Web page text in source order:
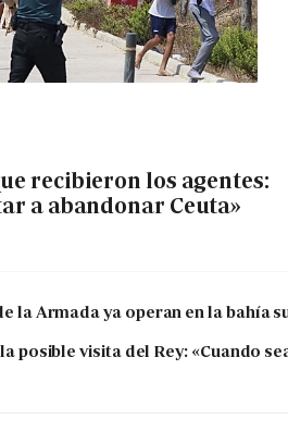
recibieron los agentes:
a abandonar Ceuta»
la Armada ya operan en la bahía
posible visita del Rey: «Cuando